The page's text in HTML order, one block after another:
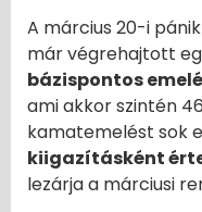
A március 20-i
már végrehajtott
bázispontos
ami akkor szintén
kamatemelést sok
kiigazításként
lezárja a márciusi